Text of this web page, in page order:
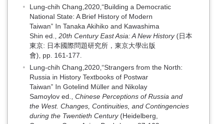
Lung-chih Chang,2020,“Building a Democratic
National State: A Brief History of Modern
Taiwan” In Tanaka Akihiko and Kawashima
Shin ed., 20th Century East Asia: A New History (日本
東京: 日本國際問題研究所，東京大學出版
會), pp. 161-177.
Lung-chih Chang,2020,“Strangers from the North:
Russia in History Textbooks of Postwar
Taiwan” In Gotelind Müller and Nikolay
Samoylov ed., Chinese Perceptions of Russia and
the West. Changes, Continuities, and Contingencies
during the Twentieth Century (Heidelberg,